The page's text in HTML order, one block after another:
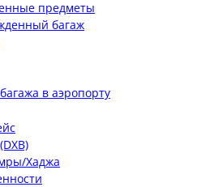
предметы
багаж
в аэропорту
Хаджа